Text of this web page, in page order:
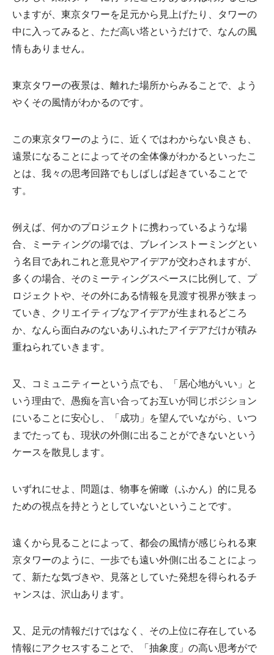
いますが、東京タワーを足元から見上げたり、タワーの
中に入ってみると、ただ高い塔というだけで、なんの風
情もありません。
東京タワーの夜景は、離れた場所からみることで、よう
やくその風情がわかるのです。
この東京タワーのように、近くではわからない良さも、
遠景になることによってその全体像がわかるといったこ
とは、我々の思考回路でもしばしば起きていることで
す。
例えば、何かのプロジェクトに携わっているような場
合、ミーティングの場では、ブレインストーミングとい
う名目であれこれと意見やアイデアが交わされますが、
多くの場合、そのミーティングスペースに比例して、プ
ロジェクトや、その外にある情報を見渡す視界が狭まっ
ていき、クリエイティブなアイデアが生まれるどころ
か、なんら面白みのないありふれたアイデアだけが積み
重ねられていきます。
又、コミュニティーという点でも、「居心地がいい」と
いう理由で、愚痴を言い合ってお互いが同じポジション
にいることに安心し、「成功」を望んでいながら、いつ
までたっても、現状の外側に出ることができないという
ケースを散見します。
いずれにせよ、問題は、物事を俯瞰（ふかん）的に見る
ための視点を持とうとしていないということです。
遠くから見ることによって、都会の風情が感じられる東
京タワーのように、一歩でも遠い外側に出ることによっ
て、新たな気づきや、見落としていた発想を得られるチ
ャンスは、沢山あります。
又、足元の情報だけではなく、その上位に存在している
情報にアクセスすることで、「抽象度」の高い思考がで